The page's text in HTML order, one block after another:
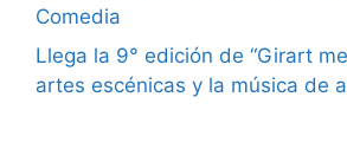
Comedia
Llega la 9° edición de “Girart
artes escénicas y la música de